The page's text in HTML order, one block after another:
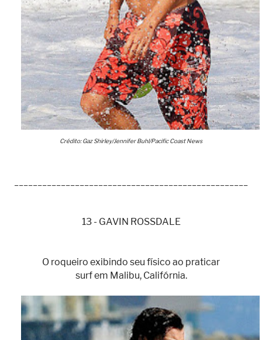
Crédito: Gaz Shirley/Jennifer Buhl/Pacific Coast News
13 - GAVIN ROSSDALE
O roqueiro exibindo seu físico ao praticar
surf em Malibu, Califórnia.